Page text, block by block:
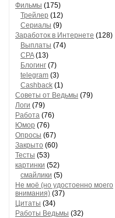
Фильмы (175)
Трейлер (12)
Сериалы (9)
Заработок в Интернете (128)
Выплаты (74)
CPA(13)
Блогинг (7)
telegram (3)
Cashback (1)
Советы от Ведьмы (79)
Логи (79)
Работа (76)
Юмор (76)
Опросы (67)
Закрыто (60)
Тесты (53)
картинки (52)
смайлики (5)
Не моё (но удостоенно моего
внимания) (37)
Цитаты (34)
Работы Ведьмы (32)